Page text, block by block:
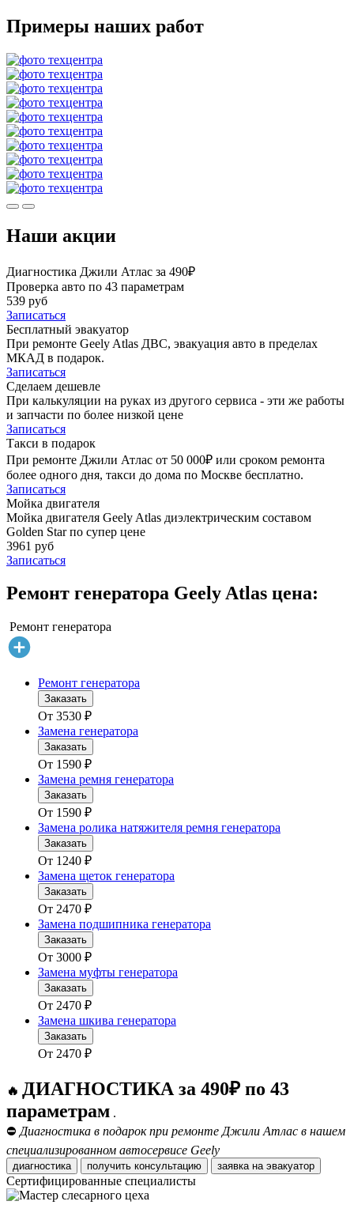
Примеры наших работ
Наши акции
Диагностика Джили Атлас за 490₽
Проверка авто по 43 параметрам
539 руб
Записаться
Бесплатный эвакуатор
При ремонте Geely Atlas ДВС, эвакуация авто в пределах
МКАД в подарок.
Записаться
Сделаем дешевле
При калькуляции на руках из другого сервиса - эти же работы
и запчасти по более низкой цене
Записаться
Такси в подарок
При ремонте Джили Атлас от 50 000₽ или сроком ремонта
более одного дня, такси до дома по Москве бесплатно.
Записаться
Мойка двигателя
Мойка двигателя Geely Atlas диэлектрическим составом
Golden Star по супер цене
3961 руб
Записаться
Ремонт генератора Geely Atlas цена:
Ремонт генератора
Ремонт генератора
Заказать
От 3530 ₽
Замена генератора
Заказать
От 1590 ₽
Замена ремня генератора
Заказать
От 1590 ₽
Замена ролика натяжителя ремня генератора
Заказать
От 1240 ₽
Замена щеток генератора
Заказать
От 2470 ₽
Замена подшипника генератора
Заказать
От 3000 ₽
Замена муфты генератора
Заказать
От 2470 ₽
Замена шкива генератора
Заказать
От 2470 ₽
🔥 ДИАГНОСТИКА за 490₽ по 43
параметрам .
⛔ Диагностика в подарок при ремонте Джили Атлас в нашем
специализированном автосервисе Geely
диагностика получить консультацию заявка на эвакуатор
Сертифицированные специалисты